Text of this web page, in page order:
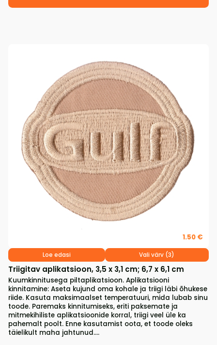
Triigitav aplikatsioon, 3,5 x 3,1 cm; 6,7 x 6,1 cm
Kuumkinnitusega piltaplikatsioon. Aplikatsiooni
kinnitamine: Aseta kujund oma kohale ja triigi läbi õhukese
riide. Kasuta maksimaalset temperatuuri, mida lubab sinu
toode. Paremaks kinnitumiseks, eriti paksemate ja
mitmekihiliste aplikatsioonide korral, triigi veel üle ka
pahemalt poolt. Enne kasutamist oota, et toode oleks
täielikult maha jahtunud....
1.50 €
Loe edasi Vali värv (3)